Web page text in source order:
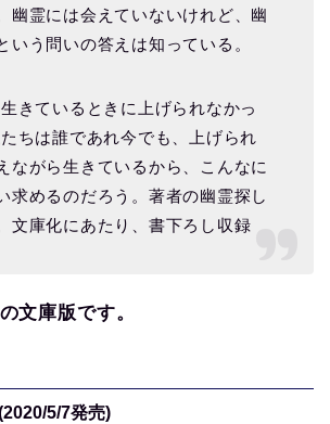
幽霊には会えていないけれど、幽
いう問いの答えは知っている。
きているときに上げられなかっ
ちは誰であれ今でも、上げられ
ながら生きているから、こんなに
求めるのだろう。著者の幽霊探し
文庫化にあたり、書下ろし収録
文庫版です。
5/7発売)